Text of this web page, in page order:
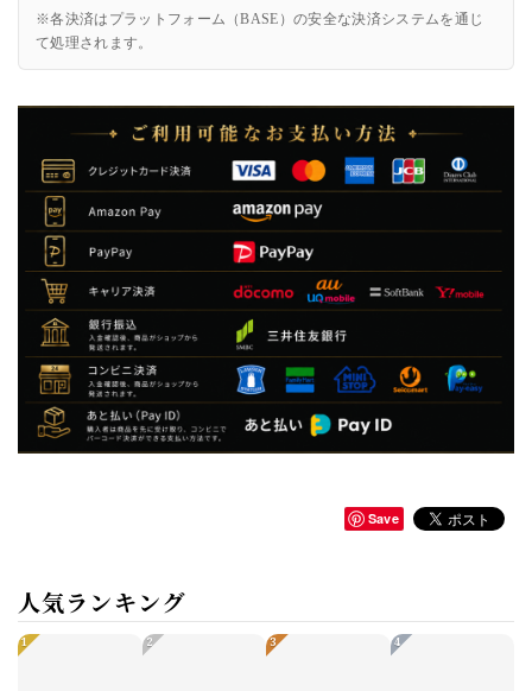
※各決済はプラットフォーム（BASE）の安全な決済システムを通じ
て処理されます。
Save
人気ランキング
1 2 3 4